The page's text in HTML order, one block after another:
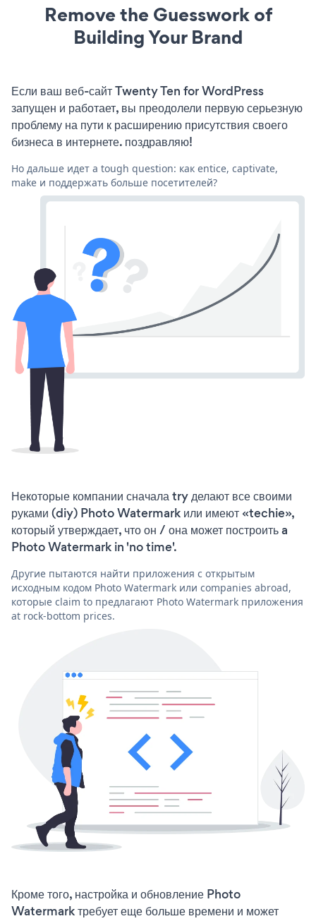
Remove the Guesswork of
Building Your Brand
Если ваш веб-сайт Twenty Ten for WordPress
запущен и работает, вы преодолели первую серьезную
проблему на пути к расширению присутствия своего
бизнеса в интернете. поздравляю!
Но дальше идет a tough question: как entice, captivate,
make и поддержать больше посетителей?
Некоторые компании сначала try делают все своими
руками (diy) Photo Watermark или имеют «techie»,
который утверждает, что он / она может построить a
Photo Watermark in 'no time'.
Другие пытаются найти приложения с открытым
исходным кодом Photo Watermark или companies abroad,
которые claim to предлагают Photo Watermark приложения
at rock-bottom prices.
Кроме того, настройка и обновление Photo
Watermark требует еще больше времени и может